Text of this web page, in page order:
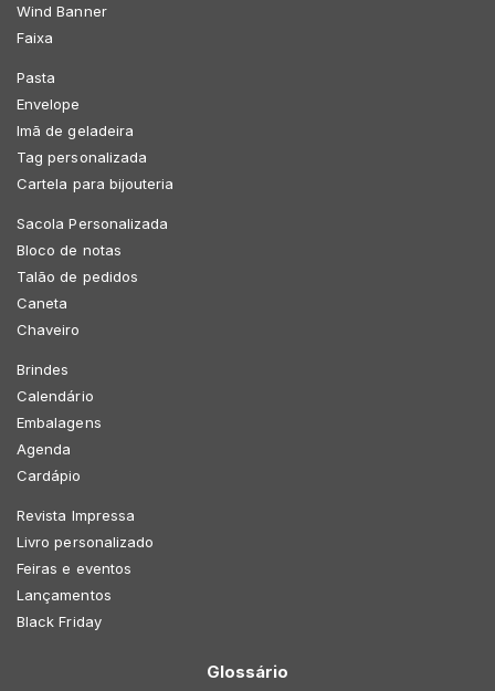
Wind Banner
Faixa
Pasta
Envelope
Imã de geladeira
Tag personalizada
Cartela para bijouteria
Sacola Personalizada
Bloco de notas
Talão de pedidos
Caneta
Chaveiro
Brindes
Calendário
Embalagens
Agenda
Cardápio
Revista Impressa
Livro personalizado
Feiras e eventos
Lançamentos
Black Friday
Glossário